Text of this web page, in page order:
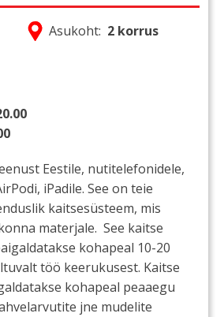
Asukoht: 2 korrus
Eestile, nutitelefonidele,
iPadile. See on teie
kaitsesüsteem, mis
materjale. See kaitse
kohapeal 10-20
töö keerukusest. Kaitse
kohapeal peaaegu
jne mudelite